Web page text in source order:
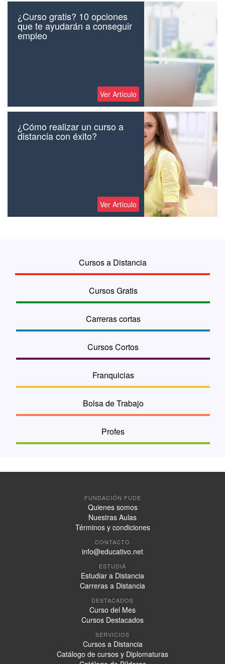
¿Curso gratis? 10 opciones
que te ayudarán a conseguir
empleo
Ver Artículo
¿Cómo realizar un curso a
distancia con éxito?
Ver Artículo
Cursos a Distancia
Cursos Gratis
Carreras cortas
Cursos Cortos
Franquicias
Bolsa de Trabajo
Profes
FUNDACIÓN FUDE
Quienes somos
Nuestras Aulas
Términos y condiciones
CONTACTO
info@educativo.net
ESTUDIÁ
Estudiar a Distancia
Carreras a Distancia
DESTACADOS
Curso del Mes
Cursos Destacados
SERVICIOS
Cursos a Distancia
Catálogo de cursos y Diplomaturas